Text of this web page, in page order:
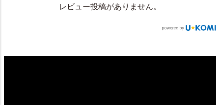
レビュー投稿がありません。